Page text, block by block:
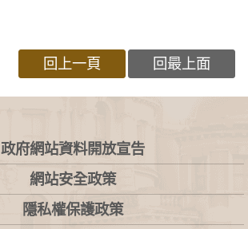
回上一頁 回最上面
政府網站資料開放宣告
網站安全政策
隱私權保護政策